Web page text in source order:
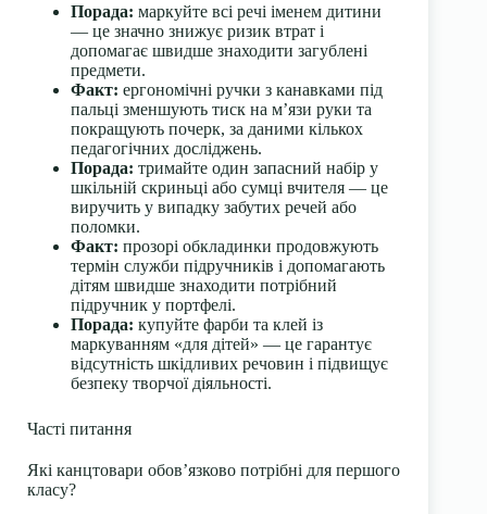
Порада: маркуйте всі речі іменем дитини
— це значно знижує ризик втрат і
допомагає швидше знаходити загублені
предмети.
Факт: ергономічні ручки з канавками під
пальці зменшують тиск на м’язи руки та
покращують почерк, за даними кількох
педагогічних досліджень.
Порада: тримайте один запасний набір у
шкільній скриньці або сумці вчителя — це
виручить у випадку забутих речей або
поломки.
Факт: прозорі обкладинки продовжують
термін служби підручників і допомагають
дітям швидше знаходити потрібний
підручник у портфелі.
Порада: купуйте фарби та клей із
маркуванням «для дітей» — це гарантує
відсутність шкідливих речовин і підвищує
безпеку творчої діяльності.
Часті питання
Які канцтовари обов’язково потрібні для першого
класу?